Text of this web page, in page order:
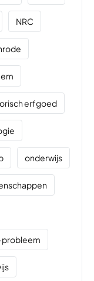
NRC
erfgoed
onderwijs
probleem